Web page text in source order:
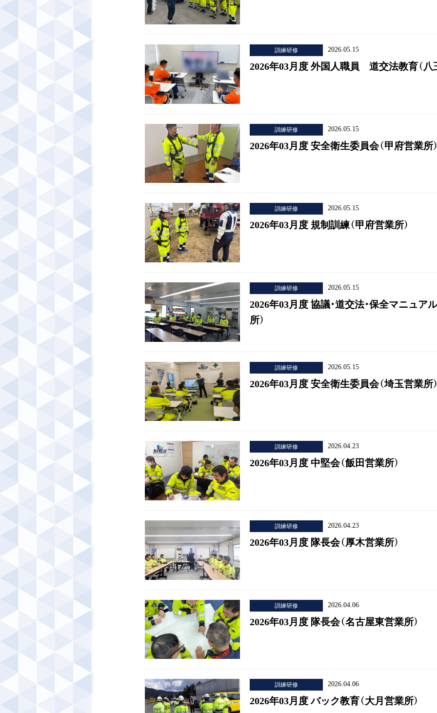
訓練研修 2026.05.15
2026年03月度 外国人職員 道交法教育（八
訓練研修 2026.05.15
2026年03月度 安全衛生委員会（甲府営業所
訓練研修 2026.05.15
2026年03月度 規制訓練（甲府営業所）
訓練研修 2026.05.15
2026年03月度 協議・道交法・保全マニュア
所）
訓練研修 2026.05.15
2026年03月度 安全衛生委員会（埼玉営業所
訓練研修 2026.04.23
2026年03月度 中堅会（飯田営業所）
訓練研修 2026.04.23
2026年03月度 隊長会（厚木営業所）
訓練研修 2026.04.06
2026年03月度 隊長会（名古屋東営業所）
訓練研修 2026.04.06
2026年03月度 バック教育（大月営業所）